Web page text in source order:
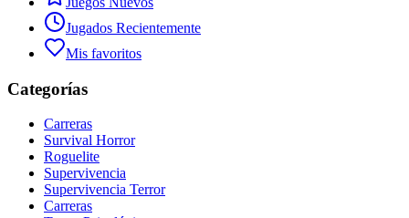
Jugados Recientemente
Mis favoritos
Categorías
Carreras
Survival Horror
Roguelite
Supervivencia
Supervivencia Terror
Carreras